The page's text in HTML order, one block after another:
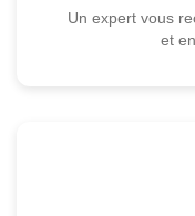
Un expert vous
et